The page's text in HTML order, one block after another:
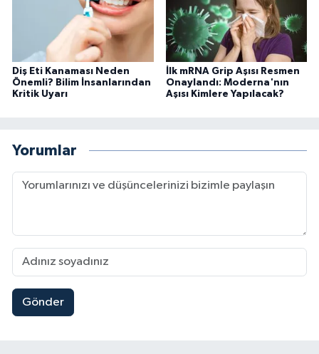
Diş Eti Kanaması Neden
Önemli? Bilim İnsanlarından
Kritik Uyarı
İlk mRNA Grip Aşısı Resmen
Onaylandı: Moderna'nın
Aşısı Kimlere Yapılacak?
Yorumlar
Gönder